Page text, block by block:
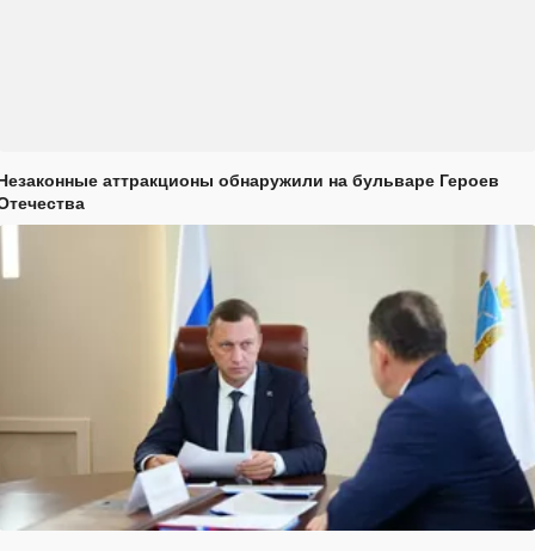
аттракционы обнаружили на бульваре Героев